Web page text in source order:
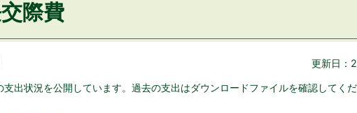
際費
更新日：
支出状況を公開しています。過去の支出はダウンロードファイルを確認してくだ